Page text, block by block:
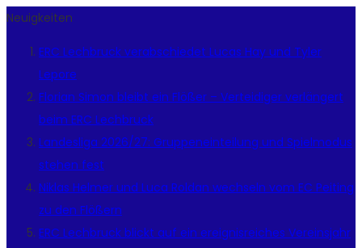
Neuigkeiten
ERC Lechbruck verabschiedet Lucas Hay und Tyler
Lepore
Florian Simon bleibt ein Flößer – Verteidiger verlängert
beim ERC Lechbruck
Landesliga 2026/27: Gruppeneinteilung und Spielmodus
stehen fest
Niklas Helmer und Luca Roldan wechseln vom EC Peiting
zu den Flößern
ERC Lechbruck blickt auf ein ereignisreiches Vereinsjahr